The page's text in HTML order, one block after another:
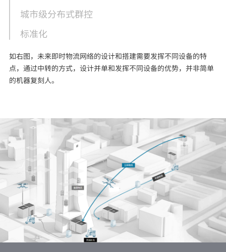
城市级分布式群控
标准化
如右图，未来即时物流网络的设计和搭建需要发挥不同设备的特
点，通过中转的方式，设计并单和发挥不同设备的优势，并非简单
的机器复刻人。